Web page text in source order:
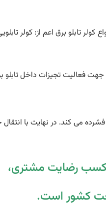
تابلو برق اعم از: کولر
فعالیت تجیزات داخل تابلو
می کند. در نهایت با انتقال
کسب رضایت مشتری،
کشور است.